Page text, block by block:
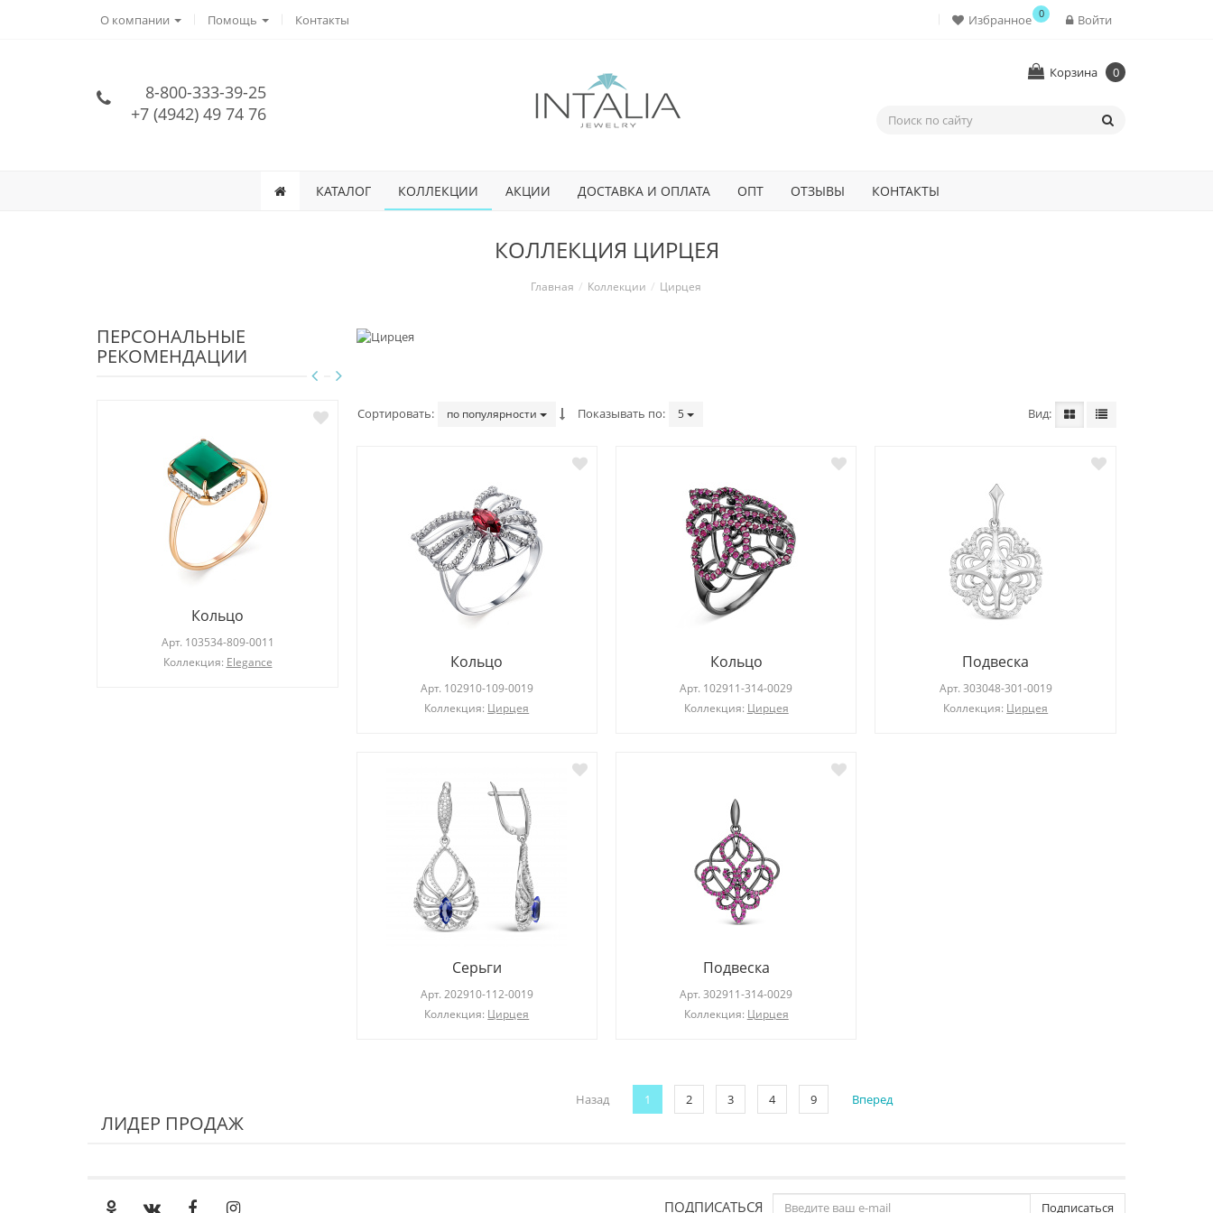
О компании Помощь Контакты Войти
Избранное 0
8-800-333-39-25
+7 (4942) 49 74 76
Корзина 0
КАТАЛОГ КОЛЛЕКЦИИ АКЦИИ ДОСТАВКА И ОПЛАТА ОПТ ОТЗЫВЫ КОНТАКТЫ
КОЛЛЕКЦИЯ ЦИРЦЕЯ
Главная Коллекции Цирцея
ПЕРСОНАЛЬНЫЕ
РЕКОМЕНДАЦИИ
Кольцо
Арт. 103534-809-0011
Коллекция: Elegance
Серьги
Коллекция:Diana
Серьги
Коллекция:Diana
Серьги
Коллекция:Лайт
Сортировать по популярности Показывать по 5 Вид
Кольцо
Арт. 102910-109-0019
Коллекция: Цирцея
Кольцо
Арт. 102911-314-0029
Коллекция: Цирцея
Подвеска
Арт. 303048-301-0019
Коллекция: Цирцея
Серьги
Арт. 202910-112-0019
Коллекция: Цирцея
Подвеска
Арт.302911-314-0029
Коллекция: Цирцея
Назад 1 2 3 4 9 Вперед
ЛИДЕР ПРОДАЖ
ПОДПИСАТЬСЯ Подписаться